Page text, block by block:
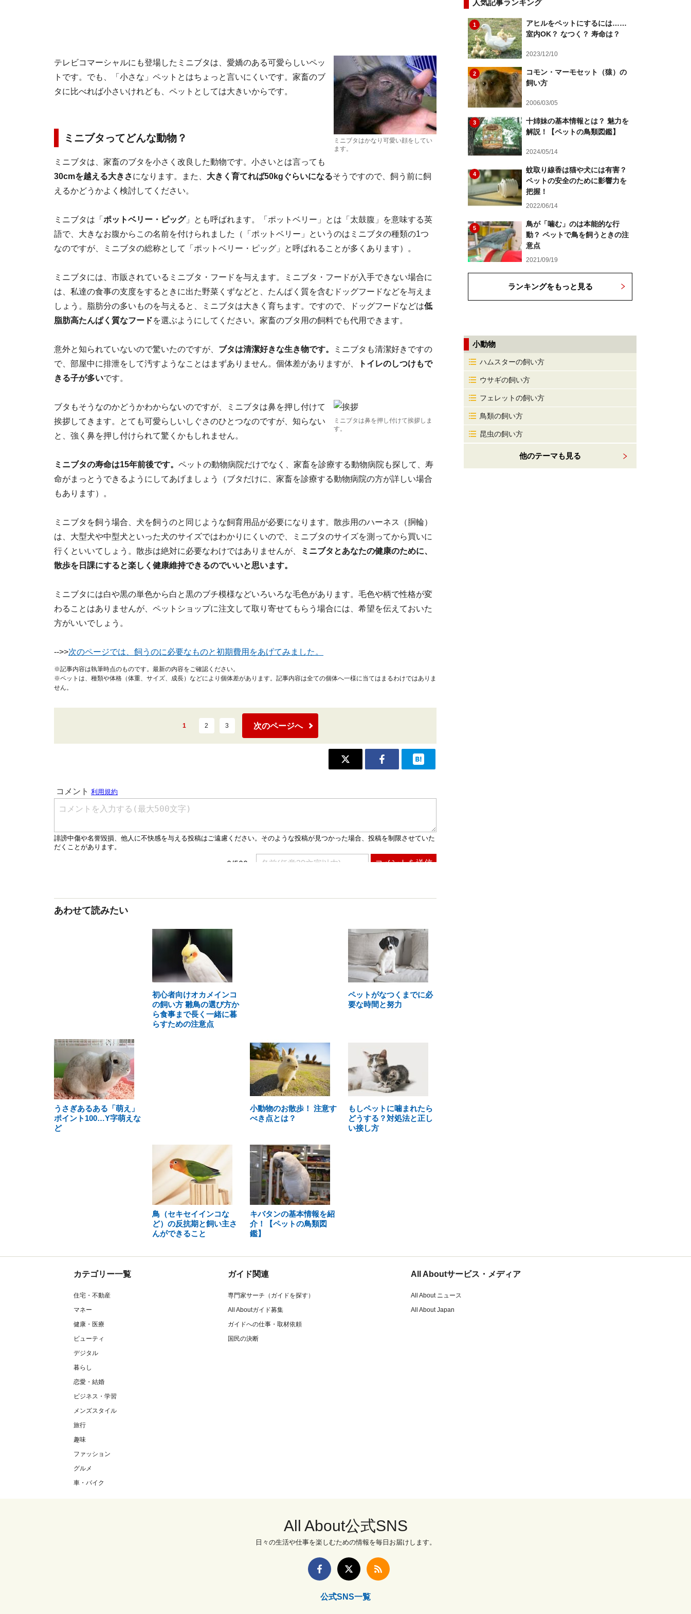
ミニブタはかなり可愛い顔をしてい
ます。
テレビコマーシャルにも登場したミニブタは、愛嬌のある可愛らしいペッ
トです。でも、「小さな」ペットとはちょっと言いにくいです。家畜のブ
タに比べれば小さいけれども、ペットとしては大きいからです。
ミニブタってどんな動物？
ミニブタは、家畜のブタを小さく改良した動物です。小さいとは言っても
30cmを越える大きさになります。また、 大きく育てれば50kgぐらいになるそうですので、飼う前に飼
えるかどうかよく検討してください。
ミニブタは「 ポットベリー・ピッグ」とも呼ばれます。「ポットベリー」とは「太鼓腹」を意味する英
語で、大きなお腹からこの名前を付けられました（「ポットベリー」というのはミニブタの種類の1つ
なのですが、ミニブタの総称として「ポットベリー・ピッグ」と呼ばれることが多くあります）。
ミニブタには、市販されているミニブタ・フードを与えます。ミニブタ・フードが入手できない場合に
は、私達の食事の支度をするときに出た野菜くずなどと、たんぱく質を含むドッグフードなどを与えま
しょう。脂肪分の多いものを与えると、ミニブタは大きく育ちます。ですので、ドッグフードなどは低
脂肪高たんぱく質なフードを選ぶようにしてください。家畜のブタ用の飼料でも代用できます。
意外と知られていないので驚いたのですが、 ブタは清潔好きな生き物です。
ミニブタも清潔好きですの
で、部屋中に排泄をして汚すようなことはまずありません。個体差がありますが、
トイレのしつけもで
きる子が多いです。
ミニブタは鼻を押し付けて挨拶しま
す。
ブタもそうなのかどうかわからないのですが、ミニブタは鼻を押し付けて
挨拶してきます。とても可愛らしいしぐさのひとつなのですが、知らない
と、強く鼻を押し付けられて驚くかもしれません。
ミニブタの寿命は15年前後です。 ペットの動物病院だけでなく、家畜を診療する動物病院も探して、寿
命がまっとうできるようにしてあげましょう（ブタだけに、家畜を診療する動物病院の方が詳しい場合
もあります）。
ミニブタを飼う場合、犬を飼うのと同じような飼育用品が必要になります。散歩用のハーネス（胴輪）
は、大型犬や中型犬といった犬のサイズではわかりにくいので、ミニブタのサイズを測ってから買いに
行くといいてしょう。散歩は絶対に必要なわけではありませんが、
ミニブタとあなたの健康のために、
散歩を日課にすると楽しく健康維持できるのでいいと思います。
ミニブタには白や黒の単色から白と黒のブチ模様などいろいろな毛色があります。毛色や柄で性格が変
わることはありませんが、ペットショップに注文して取り寄せてもらう場合には、希望を伝えておいた
方がいいでしょう。
-->>次のページでは、飼うのに必要なものと初期費用をあげてみました。
※記事内容は執筆時点のものです。最新の内容をご確認ください。
※ペットは、種類や体格（体重、サイズ、成長）などにより個体差があります。記事内容は全ての個体へ一様に当てはまるわけではありま
せん。
1 2 3 次のページへ
あわせて読みたい
初心者向けオカメインコ
の飼い方 雛鳥の選び方か
ら食事まで長く一緒に暮
らすための注意点
ペットがなつくまでに必
要な時間と努力
うさぎあるある「萌え」
ポイント100…Y字萌えな
ど
小動物のお散歩！ 注意す
べき点とは？
もしペットに噛まれたら
どうする？対処法と正し
い接し方
鳥（セキセイインコな
ど）の反抗期と飼い主さ
んができること
キバタンの基本情報を紹
介！【ペットの鳥類図
鑑】
人気記事ランキング
1
アヒルをペットにするには……
室内OK？ なつく？ 寿命は？
2023/12/10
2
コモン・マーモセット（猿）の
飼い方
2006/03/05
3
十姉妹の基本情報とは？ 魅力を
解説！【ペットの鳥類図鑑】
2024/05/14
4
蚊取り線香は猫や犬には有害？
ペットの安全のために影響力を
把握！
2022/06/14
5
鳥が「噛む」のは本能的な行
動？ ペットで鳥を飼うときの注
意点
2021/09/19
ランキングをもっと見る
小動物
ハムスターの飼い方
ウサギの飼い方
フェレットの飼い方
鳥類の飼い方
昆虫の飼い方
他のテーマも見る
カテゴリー一覧
住宅・不動産
マネー
健康・医療
ビューティ
デジタル
暮らし
恋愛・結婚
ビジネス・学習
メンズスタイル
旅行
趣味
ファッション
グルメ
車・バイク
ガイド関連
専門家サーチ（ガイドを探す）
All Aboutガイド募集
ガイドへの仕事・取材依頼
国民の決断
All Aboutサービス・メディア
All About ニュース
All About Japan
All About公式SNS
日々の生活や仕事を楽しむための情報を毎日お届けします。
公式SNS一覧